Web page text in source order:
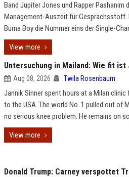
Band Jupiter Jones und Rapper Pashanim
Management-Auszeit für Gesprächsstoff.
Burna Boy die Nummer eins der Single-
View more
Untersuchung in Mailand: Wie fit ist
Aug 08, 2026 Twila Rosenbaum
Jannik Sinner spent hours at a Milan
to the USA. The world No. 1 pulled out of
no serious knee problem. He remains on
View more
Donald Trump: Carney verspottet